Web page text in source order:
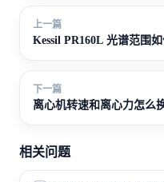
上一篇
Kessil PR160L 光谱范围如
下一篇
离心机转速和离心力怎么
相关问题